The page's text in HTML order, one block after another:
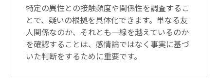
特定の異性との接触頻度や関係性を調査するこ
とで、疑いの根拠を具体化できます。単なる友
人関係なのか、それとも一線を越えているのか
を確認することは、感情論ではなく事実に基づ
いた判断をするために重要です。